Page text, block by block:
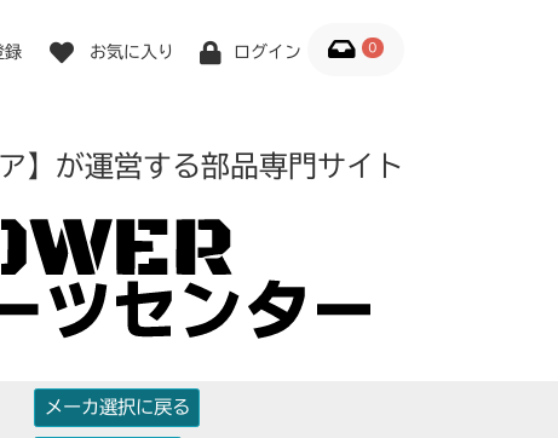
録 お気に入り ログイン 0
】が運営する部品専門サイト
メーカ選択に戻る